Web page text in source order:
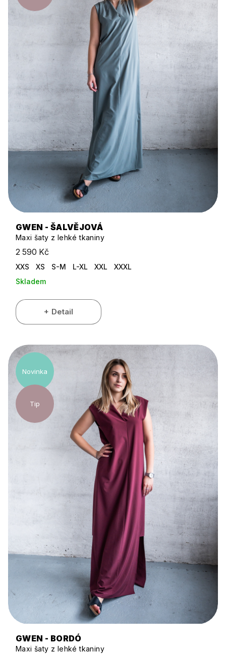
GWEN - ŠALVĚJOVÁ
Maxi šaty z lehké tkaniny
2 590 Kč
XXS XS S-M L-XL XXL
XXXL
Skladem
Detail
Novinka
Tip
GWEN - BORDÓ
Maxi šaty z lehké tkaniny